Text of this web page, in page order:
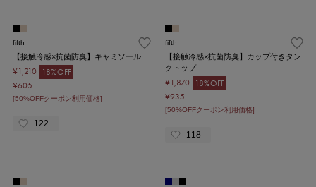
fifth
【接触冷感×抗菌防臭】キャミソール
¥1,210
18%OFF
¥605
[50%OFFクーポン利用価格]
122
fifth
【接触冷感×抗菌防臭】カップ付きタン
クトップ
¥1,870
18%OFF
¥935
[50%OFFクーポン利用価格]
118